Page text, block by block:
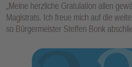
„Meine herzliche Gratulation allen
Magistrats. Ich freue mich auf die
so Bürgermeister Steffen Bonk